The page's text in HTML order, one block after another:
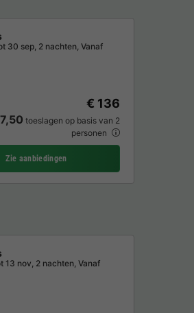
30 sep, 2 nachten, Vanaf
€ 136
toeslagen op basis van 2
personen
Zie aanbiedingen
13 nov, 2 nachten, Vanaf